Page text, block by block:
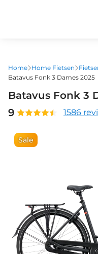
gaan
Home Home Fietsen
Batavus Fonk 3 Dames 2025
Batavus Fonk 3
9
1586
Sale